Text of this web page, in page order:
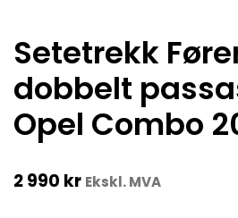
Setetrekk
dobbelt
Opel Combo
2 990 kr Ekskl. MVA